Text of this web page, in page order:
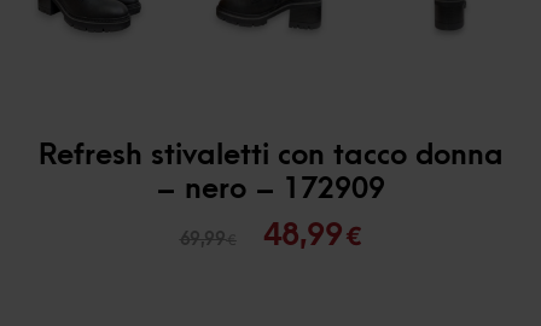
Refresh stivaletti con tacco donna
– nero – 172909
69,99€
Il
48,99€Il